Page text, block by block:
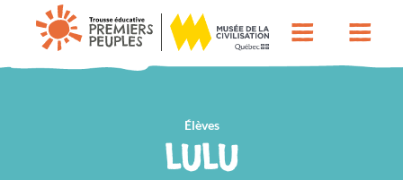
Élèves
LULU